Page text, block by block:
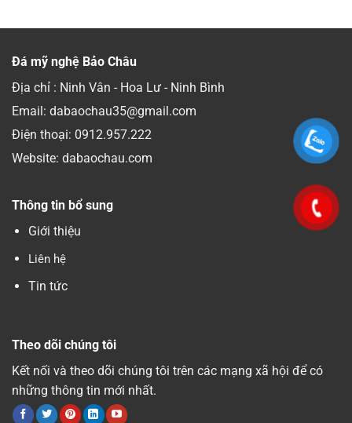
Đá mỹ nghệ Bảo Châu
Địa chỉ : Ninh Vân - Hoa Lư - Ninh Bình
Email: dabaochau35@gmail.com
Điện thoại: 0912.957.222
Website: dabaochau.com
Thông tin bổ sung
Giới thiệu
Liên hệ
Tin tức
Theo dõi chúng tôi
Kết nối và theo dõi chúng tôi trên các mạng xã hội để có
những thông tin mới nhất.